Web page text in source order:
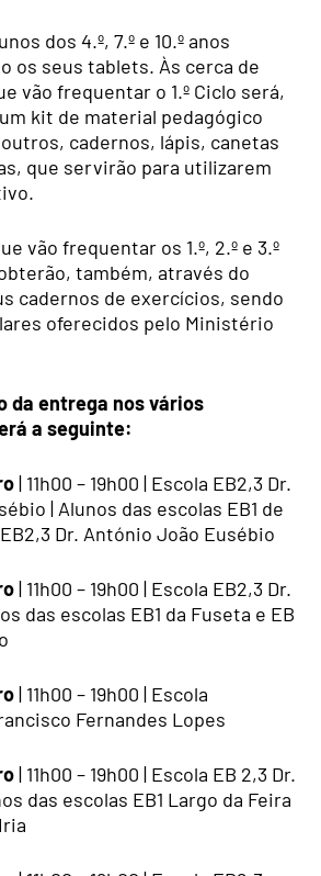
dos 4.º, 7.º e 10.º anos
os seus tablets. Às cerca de
vão frequentar o 1.º Ciclo será,
kit de material pedagógico
cadernos, lápis, canetas
que servirão para utilizarem
vão frequentar os 1.º, 2.º e 3.º
também, através do
cadernos de exercícios, sendo
oferecidos pelo Ministério
da entrega nos vários
a seguinte:
| 11h00 – 19h00 | Escola EB2,3 Dr.
| Alunos das escolas EB1 de
Dr. António João Eusébio
| 11h00 – 19h00 | Escola EB2,3 Dr.
das escolas EB1 da Fuseta e EB
| 11h00 – 19h00 | Escola
Fernandes Lopes
| 11h00 – 19h00 | Escola EB 2,3 Dr.
das escolas EB1 Largo da Feira